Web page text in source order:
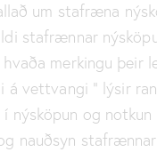
um stafræna
stafrænnar
merkingu þeir
á vettvangi “ lýsir
í nýsköpun og
nauðsyn